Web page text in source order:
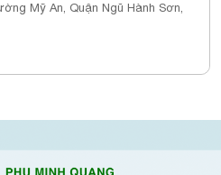
Mỹ An, Quận Ngũ Hành Sơn,